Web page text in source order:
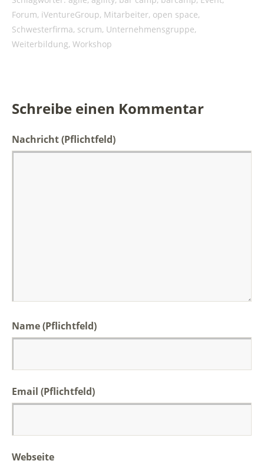
Forum, iVentureGroup, Mitarbeiter, open space,
Schwesterfirma, scrum, Unternehmensgruppe,
Weiterbildung, Workshop
Schreibe einen Kommentar
Nachricht(Pflichtfeld)
Name (Pflichtfeld)
Email (Pflichtfeld)
Webseite